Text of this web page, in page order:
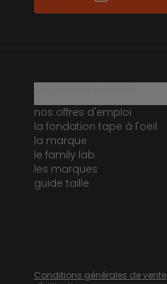
nos offres d'emploi
la fondation tape à l'oeil
la marque
le family lab
les marques
guide taille
Conditions générales de